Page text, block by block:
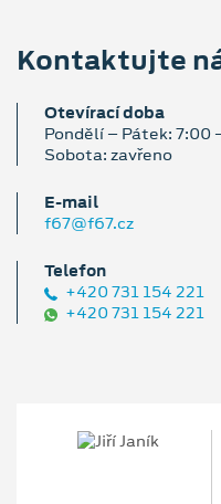
Kontaktujte
Otevírací doba
Pondělí – Pátek: 7:00
Sobota: zavřeno
E‑mail
f67@f67.cz
Telefon
+420 731 154 221
+420 731 154 221